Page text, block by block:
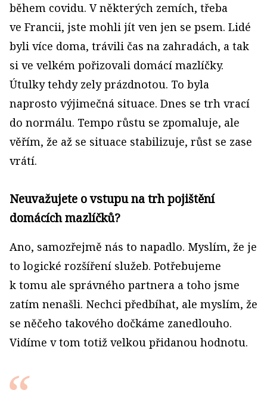
během covidu. V některých zemích, třeba
ve Francii, jste mohli jít ven jen se psem. Lidé
byli více doma, trávili čas na zahradách, a tak
si ve velkém pořizovali domácí mazlíčky.
Útulky tehdy zely prázdnotou. To byla
naprosto výjimečná situace. Dnes se trh vrací
do normálu. Tempo růstu se zpomaluje, ale
věřím, že až se situace stabilizuje, růst se zase
vrátí.
Neuvažujete o vstupu na trh pojištění
domácích mazlíčků?
Ano, samozřejmě nás to napadlo. Myslím, že je
to logické rozšíření služeb. Potřebujeme
k tomu ale správného partnera a toho jsme
zatím nenašli. Nechci předbíhat, ale myslím, že
se něčeho takového dočkáme zanedlouho.
Vidíme v tom totiž velkou přidanou hodnotu.